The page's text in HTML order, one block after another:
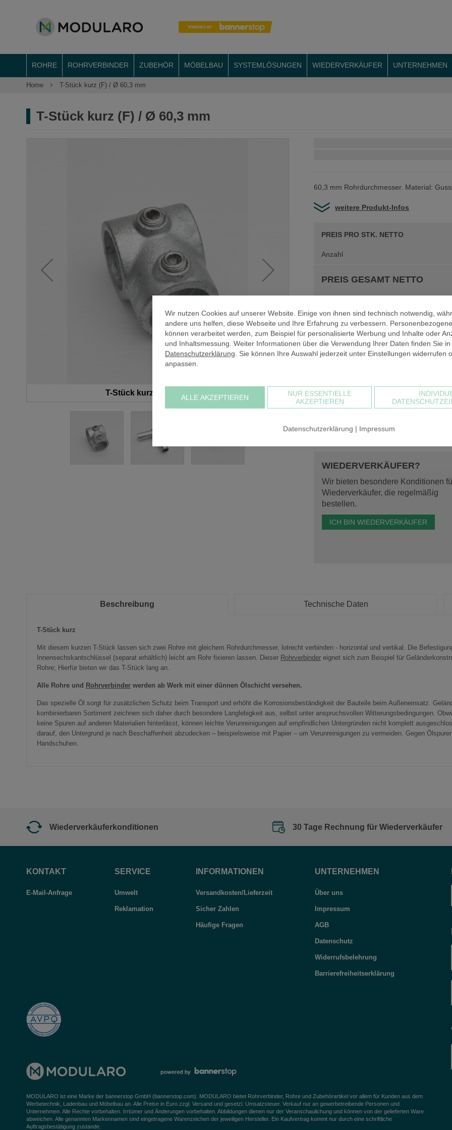
Wir nutzen Cookies auf unserer Website. Einige von ihnen sind technisch notwendig,
andere uns helfen, diese Webseite und Ihre Erfahrung zu verbessern.
können verarbeitet werden, zum Beispiel für personalisierte Werbung und Inhalte oder
und Inhaltsmessung. Weiter Informationen über die Verwendung Ihrer Daten finden Sie
Datenschutzerklärung. Sie können Ihre Auswahl jederzeit unter Einstellungen widerrufen
anpassen.
ALLE AKZEPTIEREN
NUR ESSENTIELLE
AKZEPTIEREN
Datenschutzerklärung | Impressum
ROHRE ROHRVERBINDER ZUBEHÖR MÖBELBAU SYSTEMLÖSUNGEN WIEDERVERKÄUFER
UNTERNEHMEN
Home T-Stück kurz (F) / Ø 60,3 mm
T-Stück kurz (F) / Ø 60,3 mm
T-Stück kurz (F) / Ø 60,3 mm
60,3 mm Rohrdurchmesser. Material:
weitere Produkt-Infos
PREIS PRO STK. NETTO
Anzahl
PREIS GESAMT NETTO
PREIS GESAMT BRUTTO
Bei einem Warenwert unter 30,00 €
Kommissionierung in Rechnung. Der
sehr hoch und müsste sich alternativ
Warenkorbwert beträgt
WIEDERVERKÄUFER?
Wir bieten besondere Konditionen
Wiederverkäufer, die regelmäßig
bestellen.
ICH BIN WIEDERVERKÄUFER
Beschreibung
T-Stück kurz
Mit diesem kurzen T-Stück lassen sich zwei Rohre mit gleichem Rohrdurchmesser, lotrecht verbinden - horizontal und vertikal. Die
Innensechskantschlüssel (separat erhältlich) leicht am Rohr fixieren lassen. Dieser Rohrverbinder eignet sich zum Beispiel für
Rohre; Hierfür bieten wir das T-Stück lang an.
Alle Rohre und Rohrverbinder werden ab Werk mit einer dünnen Ölschicht versehen.
Das spezielle Öl sorgt für zusätzlichen Schutz beim Transport und erhöht die Korrosionsbeständigkeit der Bauteile beim Außeneinsatz.
kombinierbaren Sortiment zeichnen sich daher durch besondere Langlebigkeit aus, selbst unter anspruchsvollen Witterungsbedingungen.
keine Spuren auf anderen Materialien hinterlässt, können leichte Verunreinigungen auf empfindlichen Untergründen nicht komplett
darauf, den Untergrund je nach Beschaffenheit abzudecken – beispielsweise mit Papier – um Verunreinigungen zu vermeiden. Gegen
Handschuhen.
Technische Daten
Wiederverkäuferkonditionen 30 Tage Rechnung für Wiederverkäufer
KONTAKT
E-Mail-Anfrage
SERVICE
Umwelt
Reklamation
INFORMATIONEN
Versandkosten/Lieferzeit
Sicher Zahlen
Häufige Fragen
UNTERNEHMEN
Über uns
Impressum
AGB
Datenschutz
Widerrufsbelehrung
Barrierefreiheitserklärung
MODULARO ist eine Marke der bannerstop GmbH (bannerstop.com). MODULARO bietet Rohrverbinder, Rohre und Zubehörartikel vor allem für Kunden aus dem
Werbetechnik, Ladenbau und Möbelbau an. Alle Preise in Euro zzgl. Versand und gesetzl. Umsatzsteuer. Verkauf nur an gewerbetreibende Personen und
Unternehmen. Alle Rechte vorbehalten. Irrtümer und Änderungen vorbehalten. Abbildungen dienen nur der Veranschaulichung und können von der gelieferten Ware
abweichen. Alle genannten Markennamen sind eingetragene Warenzeichen der jeweiligen Hersteller. Ein Kaufvertrag kommt nur durch eine schriftliche
Auftragsbestätigung zustande.